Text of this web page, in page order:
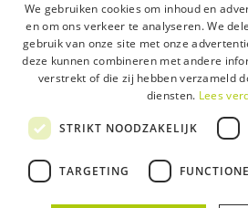
We gebruiken cookies om inhoud en
en om ons verkeer te analyseren. We
gebruik van onze site met onze
deze kunnen combineren met andere
verstrekt of die zij hebben verzameld
diensten. Lees
STRIKT NOODZAKELIJK
TARGETING